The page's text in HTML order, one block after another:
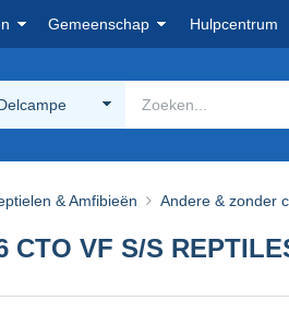
Gemeenschap Hulpcentrum
& Amfibieën Andere & zonder
CTO VF S/S